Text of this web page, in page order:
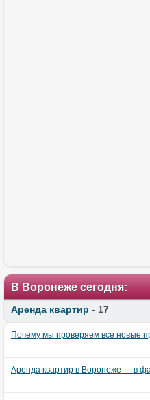
В Воронеже сегодня:
Аренда квартир - 17
Почему мы проверяем все новые
Аренда квартир в Воронеже — в